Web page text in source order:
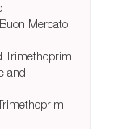
Mercato
Trimethoprim
and